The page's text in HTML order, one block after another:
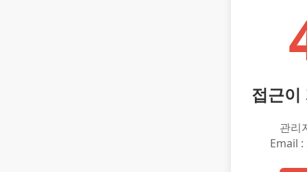
접근이
관리
Email